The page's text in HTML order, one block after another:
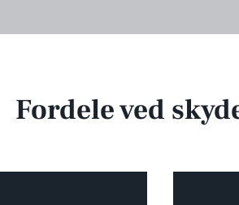
Fordele ved